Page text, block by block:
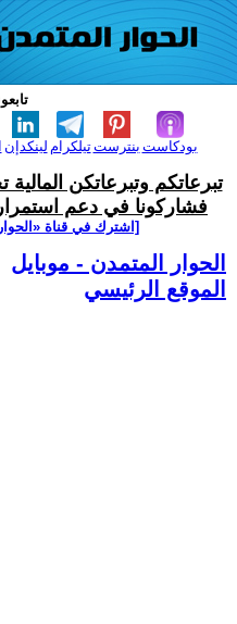
لينكدإن تيلكرامبنترست بودكاست
تبرعاتكم وتبرعاتكن
فشاركونا في دعم
[اشترك في قناة
الحوار المتمدن - موبايل
الموقع الرئيسي